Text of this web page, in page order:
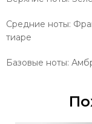
Средние ноты:
тиаре
Базовые ноты: